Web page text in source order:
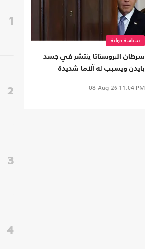
سياسة دولية
سرطان البروستاتا ينتشر في جسد
بايدن ويسبب له آلاما شديدة
08-Aug-26 11:04 PM
1
2
3
4